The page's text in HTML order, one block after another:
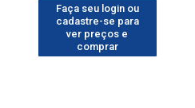
Faça seu login ou
cadastre-se para
ver preços e
comprar